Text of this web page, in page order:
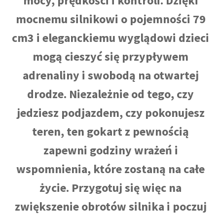
mocnemu silnikowi o pojemności 79
cm3 i eleganckiemu wyglądowi dzieci
mogą cieszyć się przypływem
adrenaliny i swobodą na otwartej
drodze. Niezależnie od tego, czy
jedziesz podjazdem, czy pokonujesz
teren, ten gokart z pewnością
zapewni godziny wrażeń i
wspomnienia, które zostaną na całe
życie. Przygotuj się więc na
zwiększenie obrotów silnika i poczuj